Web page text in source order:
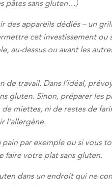
pâtes sans gluten…)
des appareils dédiés – un
cet investissement ou
au-dessus ou avant les
de travail. Dans l’idéal,
gluten. Sinon, préparer les
de miettes, ni de restes de
l’allergène.
pain par exemple ou si vous
faire votre plat sans gluten.
dans un endroit qui ne